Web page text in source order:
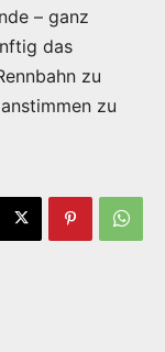
– ganz
das
zu
zu